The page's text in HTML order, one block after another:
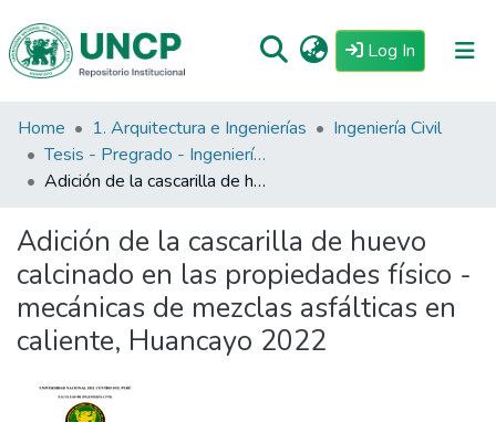
Log In (current)
Repositorio
Tutoriales
Estadisticas
Home 1. Arquitectura e Ingenierías
Ingeniería Civil
Tesis - Pregrado - Ingeniería Civil
Adición de la cascarilla de huevo calcinado en las propiedades físico - mecánicas de mezclas asfálticas en caliente, Huancayo 2022
Adición de la cascarilla de huevo
calcinado en las propiedades físico -
mecánicas de mezclas asfálticas en
caliente, Huancayo 2022